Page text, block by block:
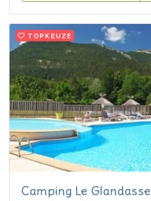
TOPKEUZE
Camping Le Glandasse